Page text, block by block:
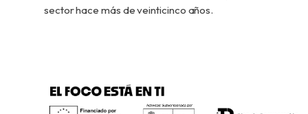
sector hace más de veinticinco años.